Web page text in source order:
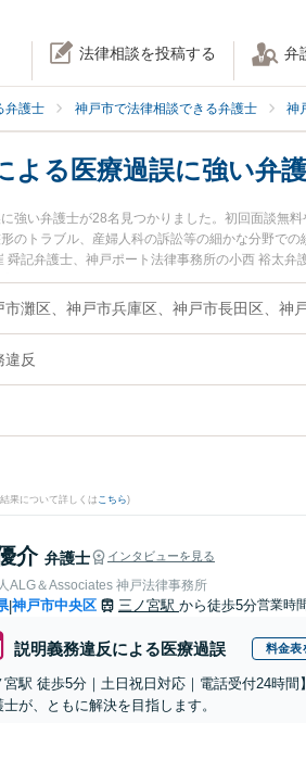
法律相談を投稿する 弁
弁護士 神戸市で法律相談できる弁護士 神
よる医療過誤に強い弁
強い弁護士が28名見つかりました。初回面談無
のトラブル、産婦人科の訴訟等の細かな分野で
記弁護士、神戸ポート法律事務所の小西 裕太
過誤のトラブルを今すぐに弁護士に相談したい
療過誤を法律相談できる神戸市内の弁護士に相
違反
果について詳しくは こちら)
介 弁護士 インタビューを見る
ALG＆Associates 神戸法律事務所
|神戸市中央区 三ノ宮駅 から徒歩5分営業時
説明義務違反による医療過誤 料金表
宮駅 徒歩5分｜土日祝日対応｜電話受付24時
が、ともに解決を目指します。